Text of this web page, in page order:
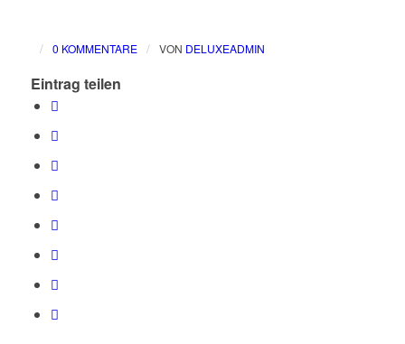
/ 0 KOMMENTARE / VON DELUXEADMIN
Eintrag teilen